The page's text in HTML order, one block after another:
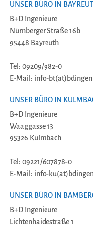
UNSER BÜRO IN
B+D Ingenieure
Nürnberger Straße 16b
95448 Bayreuth
Tel: 09209/982-0
E-Mail: info-
UNSER BÜRO IN
B+D Ingenieure
Waaggasse 13
95326 Kulmbach
Tel: 09221/607878-0
E-Mail: info-
UNSER BÜRO IN
B+D Ingenieure
Lichtenhaidestraße 1